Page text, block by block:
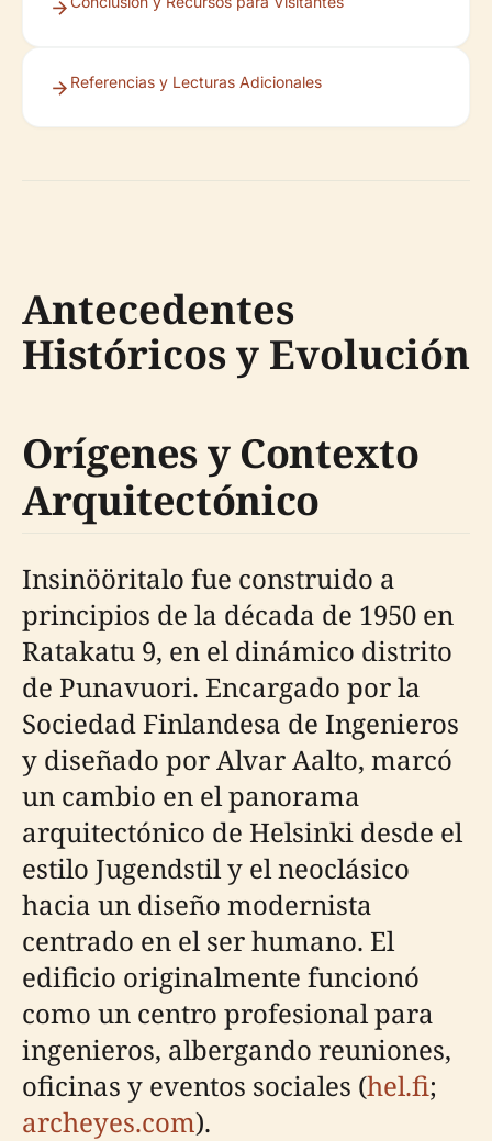
Referencias y Lecturas Adicionales
Antecedentes
Históricos y Evolución
Orígenes y Contexto
Arquitectónico
Insinööritalo fue construido a
principios de la década de 1950 en
Ratakatu 9, en el dinámico distrito
de Punavuori. Encargado por la
Sociedad Finlandesa de Ingenieros
y diseñado por Alvar Aalto, marcó
un cambio en el panorama
arquitectónico de Helsinki desde el
estilo Jugendstil y el neoclásico
hacia un diseño modernista
centrado en el ser humano. El
edificio originalmente funcionó
como un centro profesional para
ingenieros, albergando reuniones,
oficinas y eventos sociales (hel.fi;
archeyes.com).